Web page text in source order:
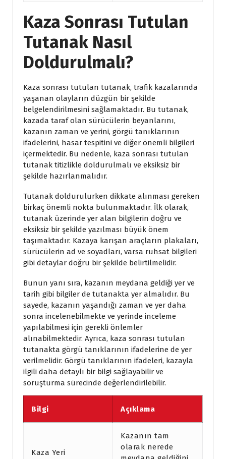
Kaza Sonrası Tutulan
Tutanak Nasıl
Doldurulmalı?
Kaza sonrası tutulan tutanak, trafik kazalarında
yaşanan olayların düzgün bir şekilde
belgelendirilmesini sağlamaktadır. Bu tutanak,
kazada taraf olan sürücülerin beyanlarını,
kazanın zaman ve yerini, görgü tanıklarının
ifadelerini, hasar tespitini ve diğer önemli bilgileri
içermektedir. Bu nedenle, kaza sonrası tutulan
tutanak titizlikle doldurulmalı ve eksiksiz bir
şekilde hazırlanmalıdır.
Tutanak doldurulurken dikkate alınması gereken
birkaç önemli nokta bulunmaktadır. İlk olarak,
tutanak üzerinde yer alan bilgilerin doğru ve
eksiksiz bir şekilde yazılması büyük önem
taşımaktadır. Kazaya karışan araçların plakaları,
sürücülerin ad ve soyadları, varsa ruhsat bilgileri
gibi detaylar doğru bir şekilde belirtilmelidir.
Bunun yanı sıra, kazanın meydana geldiği yer ve
tarih gibi bilgiler de tutanakta yer almalıdır. Bu
sayede, kazanın yaşandığı zaman ve yer daha
sonra incelenebilmekte ve yerinde inceleme
yapılabilmesi için gerekli önlemler
alınabilmektedir. Ayrıca, kaza sonrası tutulan
tutanakta görgü tanıklarının ifadelerine de yer
verilmelidir. Görgü tanıklarının ifadeleri, kazayla
ilgili daha detaylı bir bilgi sağlayabilir ve
soruşturma sürecinde değerlendirilebilir.
Bilgi Açıklama
Kaza Yeri
Kazanın tam
olarak nerede